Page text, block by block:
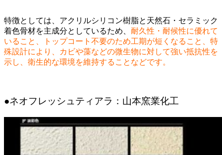
特徴としては、アクリルシリコン樹脂と天然石・セラミック
着色骨材を主成分としているため、 耐久性・耐候性に優れて
いること、トップコート不要のため工期が短くなること、特
殊設計により、カビや藻などの微生物に対して強い抵抗性を
示し、衛生的な環境を維持することなどです。
●ネオフレッシュティアラ：山本窯業化工